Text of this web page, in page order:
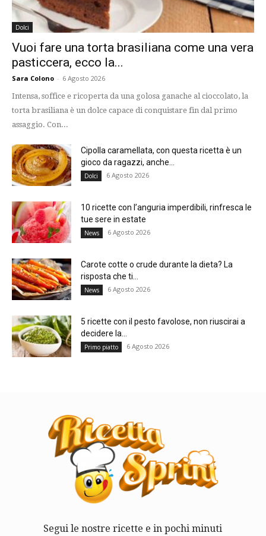
Dolci
Vuoi fare una torta brasiliana come una vera
pasticcera, ecco la...
Sara Colono - 6 Agosto 2026
Intensa, soffice e ricoperta da una golosa ganache al cioccolato, la
torta brasiliana è un dolce capace di conquistare fin dal primo
assaggio. Con...
Cipolla caramellata, con questa ricetta è un
gioco da ragazzi, anche...
Dolci 6 Agosto 2026
10 ricette con l’anguria imperdibili, rinfresca le
tue sere in estate
News 6 Agosto 2026
Carote cotte o crude durante la dieta? La
risposta che ti...
News 6 Agosto 2026
5 ricette con il pesto favolose, non riuscirai a
decidere la...
Primo piatto 6 Agosto 2026
Segui le nostre ricette e in pochi minuti